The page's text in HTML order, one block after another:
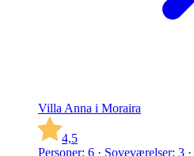
Villa Anna i Moraira
4,5
Personer: 6 · Soveværelser: 3